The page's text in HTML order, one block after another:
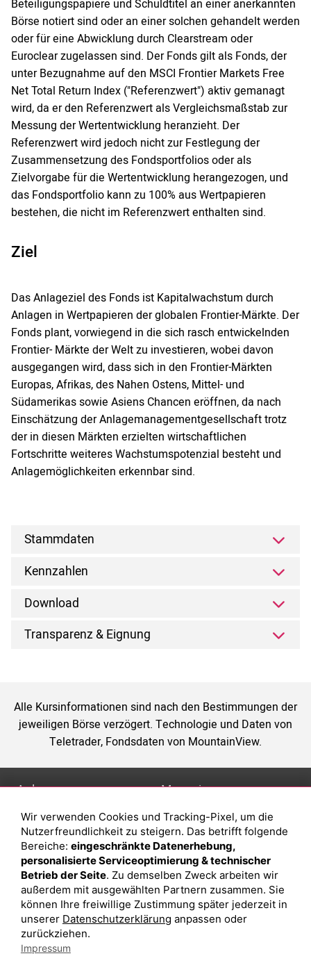
Beteiligungspapiere und Schuldtitel an einer anerkannten
Börse notiert sind oder an einer solchen gehandelt werden
oder für eine Abwicklung durch Clearstream oder
Euroclear zugelassen sind. Der Fonds gilt als Fonds, der
unter Bezugnahme auf den MSCI Frontier Markets Free
Net Total Return Index ("Referenzwert") aktiv gemanagt
wird, da er den Referenzwert als Vergleichsmaßstab zur
Messung der Wertentwicklung heranzieht. Der
Referenzwert wird jedoch nicht zur Festlegung der
Zusammensetzung des Fondsportfolios oder als
Zielvorgabe für die Wertentwicklung herangezogen, und
das Fondsportfolio kann zu 100% aus Wertpapieren
bestehen, die nicht im Referenzwert enthalten sind.
Ziel
Das Anlageziel des Fonds ist Kapitalwachstum durch
Anlagen in Wertpapieren der globalen Frontier-Märkte. Der
Fonds plant, vorwiegend in die sich rasch entwickelnden
Frontier- Märkte der Welt zu investieren, wobei davon
ausgegangen wird, dass sich in den Frontier-Märkten
Europas, Afrikas, des Nahen Ostens, Mittel- und
Südamerikas sowie Asiens Chancen eröffnen, da nach
Einschätzung der Anlagemanagementgesellschaft trotz
der in diesen Märkten erzielten wirtschaftlichen
Fortschritte weiteres Wachstumspotenzial besteht und
Anlagemöglichkeiten erkennbar sind.
Stammdaten
Kennzahlen
Download
Transparenz & Eignung
Alle Kursinformationen sind nach den Bestimmungen der
jeweiligen Börse verzögert. Technologie und Daten von
Teletrader, Fondsdaten von MountainView.
Anlage
Depot eröffnen
Depot vergleichen
Junior Depot
Top-Seller-Fonds
Top-Fonds
Fonds-Suche
Magazin
Was sind sind ETFs?
Sparplan Vorteile
Was ist ein Fonds?
Wir verwenden Cookies und Tracking-Pixel, um die
Nutzerfreundlichkeit zu steigern. Das betrifft folgende
Bereiche: eingeschränkte Datenerhebung,
personalisierte Serviceoptimierung & technischer
Betrieb der Seite. Zu demselben Zweck arbeiten wir
außerdem mit ausgewählten Partnern zusammen. Sie
können Ihre freiwillige Zustimmung später jederzeit in
unserer Datenschutzerklärung anpassen oder
zurückziehen.
Impressum